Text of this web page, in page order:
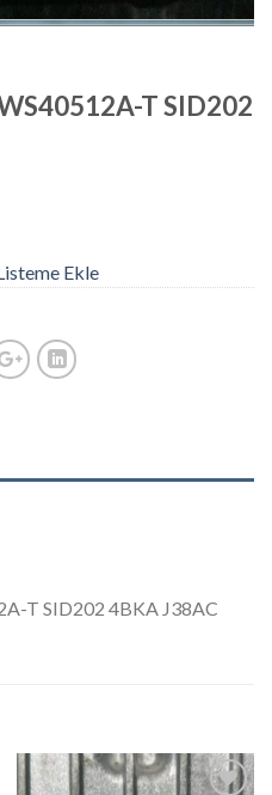
T SID202
Ekle
T SID202 4BKA J38AC